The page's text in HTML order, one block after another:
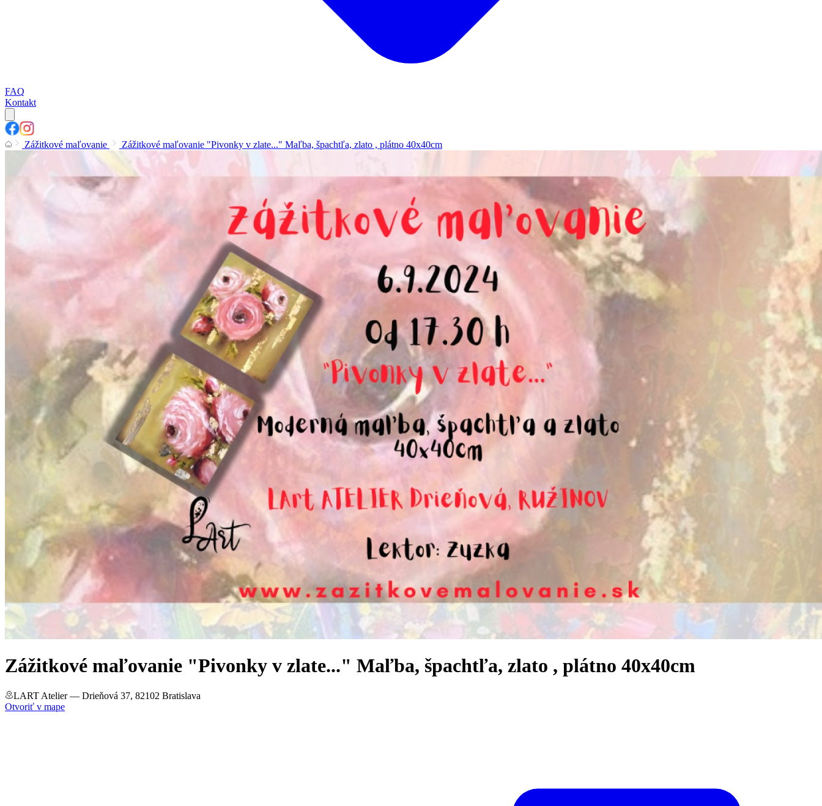
FAQ
Kontakt
Zážitkové maľovanie Zážitkové maľovanie "Pivonky v zlate..." Maľba, špachtľa, zlato , plátno 40x40cm
Zážitkové maľovanie "Pivonky v zlate..." Maľba, špachtľa, zlato , plátno 40x40cm
LART Atelier— Drieňová 37, 82102 Bratislava
Otvoriť v mape